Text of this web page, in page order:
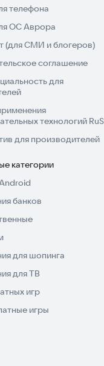
на следующие.
ВОПРОСОВ ◆
совещаний.
по
◆
из других отделов
и раздачу
получить доступ
◆
привлекайте к
в офисе
и поможет
от
с цветовой
телефона
ОС Аврора
(для СМИ и блогеров)
соглашение
для
технологий
для производителей
категории
банков
для шопинга
для ТВ
игр
игры